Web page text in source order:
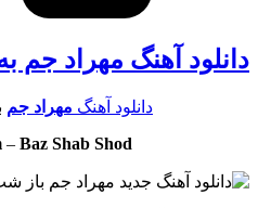
دانلود آهنگ مهراد جم
دانلود آهنگ مهراد جم
– Baz Shab Shod